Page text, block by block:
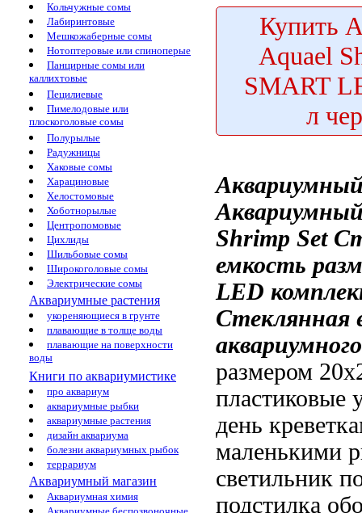
Кольчужные сомы
Лабиринтовые
Мешкожаберные сомы
Нотоптеровые или спиноперые
Панцирные сомы или
каллихтовые
Пецилиевые
Пимелодовые или
плоскоголовые сомы
Полурылые
Радужницы
Хаковые сомы
Харациновые
Хелостомовые
Хоботнорылые
Центропомовые
Цихлиды
Шильбовые сомы
Широкоголовые сомы
Электрические сомы
Аквариумные растения
укореняющиеся в грунте
плавающие в толще воды
плавающие на поверхности
воды
Книги по аквариумистике
про аквариум
аквариумные рыбки
аквариумные растения
дизайн аквариума
болезни аквариумных рыбок
террариум
Аквариумный магазин
Аквариумная химия
Купить
Aquael
SMART
л
Shrimp Set
емкость
LED
Стеклянная
размером
пластиковые
день
маленькими
светильник
подстилка